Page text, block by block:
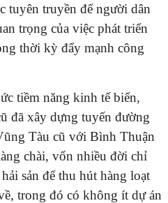
tuyên truyền để người dân
trọng của việc phát triển
thời kỳ đẩy mạnh công
tiềm năng kinh tế biển,
đã xây dựng tuyến đường
Tàu cũ với Bình Thuận
chài, vốn nhiều đời chỉ
sản để thu hút hàng loạt
trong đó có không ít dự án